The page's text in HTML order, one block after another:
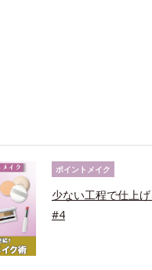
ポイントメイク
少ない工程で仕上
#4